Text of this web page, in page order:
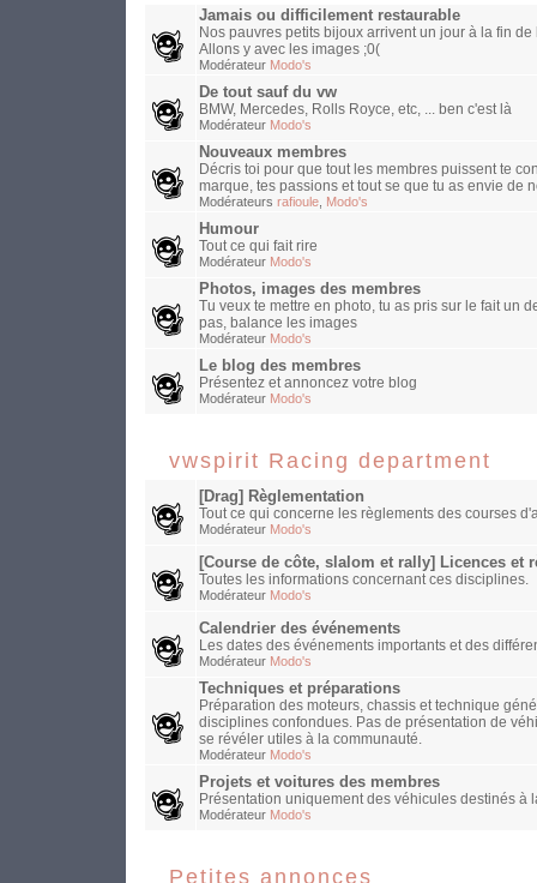
Jamais ou difficilement restaurable
Nos pauvres petits bijoux arrivent un jour à la fin
Allons y avec les images ;0(
Modérateur Modo's
De tout sauf du vw
BMW, Mercedes, Rolls Royce, etc, ... ben c'est là
Modérateur Modo's
Nouveaux membres
Décris toi pour que tout les membres puissent te
marque, tes passions et tout se que tu as envie de
Modérateurs rafioule Modo's
Humour
Tout ce qui fait rire
Modérateur Modo's
Photos, images des membres
Tu veux te mettre en photo, tu as pris sur le fait un
pas, balance les images
Modérateur Modo's
Le blog des membres
Présentez et annoncez votre blog
Modérateur Modo's
vwspirit Racing department
[Drag] Règlementation
Tout ce qui concerne les règlements des courses
Modérateur Modo's
[Course de côte, slalom et rally] Licences et
Toutes les informations concernant ces disciplines.
Modérateur Modo's
Calendrier des événements
Les dates des événements importants et des
Modérateur Modo's
Techniques et préparations
Préparation des moteurs, chassis et technique
disciplines confondues. Pas de présentation de
se révéler utiles à la communauté.
Modérateur Modo's
Projets et voitures des membres
Présentation uniquement des véhicules destinés
Modérateur Modo's
Petites annonces